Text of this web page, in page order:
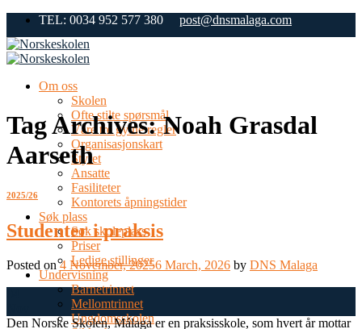
Skip
content
TEL: 0034 952 577 380 post@dnsmalaga.com
Om oss
Skolen
Ofte stilte spørsmål
Våre tre gylne regler
Organisasjonskart
Styret
Ansatte
Fasiliteter
Kontorets åpningstider
Søk plass
Søk skoleplass
Priser
Ledige stillinger
Undervisning
Barnetrinnet
Mellomtrinnet
Ungdomsskolen
Tag Archives:Noah Grasdal
Aarseth
2025/26
Studenter i praksis
Posted on4 November, 20256 March, 2026 by DNS Malaga
Den Norske Skolen, Málaga er en praksisskole, som hvert år mottar